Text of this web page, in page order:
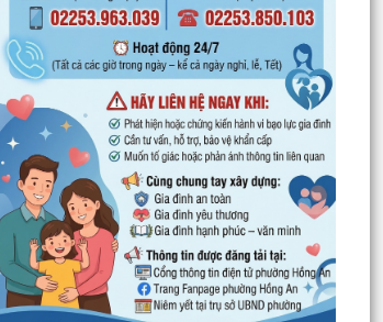
UBND phường Hồng An thông tin về Nghị quyết
số 23/2026/NQ-HĐND ngày 28/7/2026 của
HĐND thành phố...
Bình dân học vụ số - nền tảng cho sự phát triển
trong kỷ nguyên số